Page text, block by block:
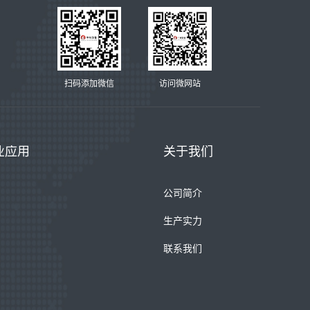
扫码添加微信 访问微网站
应用 关于我们
公司简介
生产实力
联系我们